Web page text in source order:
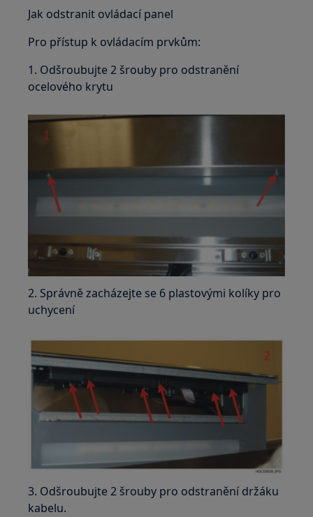
Jak odstranit ovládací panel
Pro přístup k ovládacím prvkům:
1. Odšroubujte 2 šrouby pro odstranění
ocelového krytu
2. Správně zacházejte se 6 plastovými kolíky pro
uchycení
3. Odšroubujte 2 šrouby pro odstranění držáku
kabelu.